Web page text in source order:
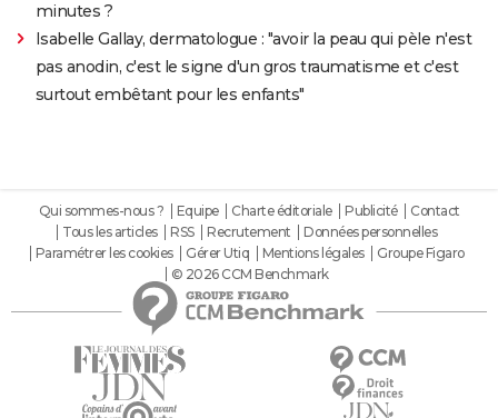
minutes ?
Isabelle Gallay, dermatologue : "avoir la peau qui pèle n'est
pas anodin, c'est le signe d'un gros traumatisme et c'est
surtout embêtant pour les enfants"
Qui sommes-nous ? Equipe Charte éditoriale Publicité
Contact
Tous les articles
RSS Recrutement
Données personnelles
Paramétrer les cookies
Gérer Utiq Mentions légales
Groupe Figaro
© 2026 CCM Benchmark